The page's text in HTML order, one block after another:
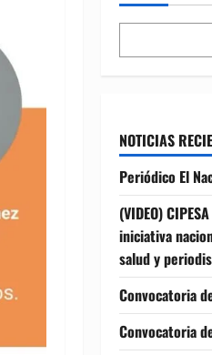
NOTICIAS
Periódico El
(VIDEO)
iniciativa
salud y
Convocatoria
Convocatoria